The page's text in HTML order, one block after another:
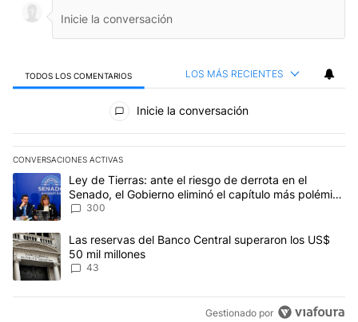
TODOS LOS COMENTARIOS LOS MÁS RECIENTES
Todos los comentarios
Inicie la conversación
CONVERSACIONES ACTIVAS
Este listado muestra los artículos con más comentarios en los
Un artículo de tendencia con el título "Ley de Tierras: ante el
Ley de Tierras: ante el riesgo de derrota en el
Senado, el Gobierno eliminó el capítulo más polémico
del proyecto
300
Un artículo de tendencia con el título "Las reservas del Banco
Las reservas del Banco Central superaron los US$
50 mil millones
43
Gestionado por